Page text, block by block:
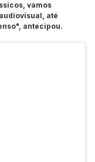
vamos
até
antecipou.